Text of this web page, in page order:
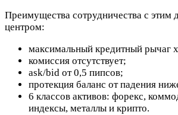
Преимущества сотрудничества с этим
центром:
максимальный кредитный рычаг
комиссия отсутствует;
ask/bid от 0,5 пипсов;
протекция баланс от падения
6 классов активов: форекс,
индексы, металлы и крипто.